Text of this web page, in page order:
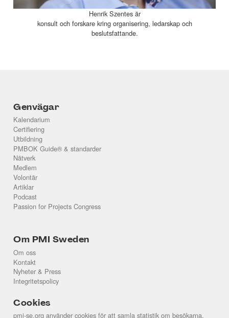
Henrik Szentes är
konsult och forskare kring organisering, ledarskap och
beslutsfattande.
Genvägar
Kalendarium
Certifiering
Utbildning
PMBOK Guide® & standarder
Nätverk
Medlem
Volontär
Artiklar
Podcast
Passion for Projects Congress
Om PMI Sweden
Om oss
Kontakt
Nyheter & Press
Integritetspolicy
Cookies
pmi-se.org använder cookies för att samla statistik om besökarna.